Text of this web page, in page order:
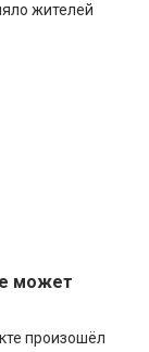
жителей
может
произошёл